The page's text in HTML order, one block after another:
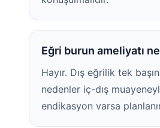
Eğri burun ameliyatı
Hayır. Dış eğrilik tek
nedenler iç-dış
endikasyon varsa